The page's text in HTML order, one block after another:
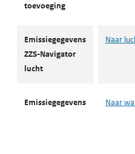
toevoeging
Emissiegegevens
ZZS-Navigator
lucht
Naar
Emissiegegevens
Naar